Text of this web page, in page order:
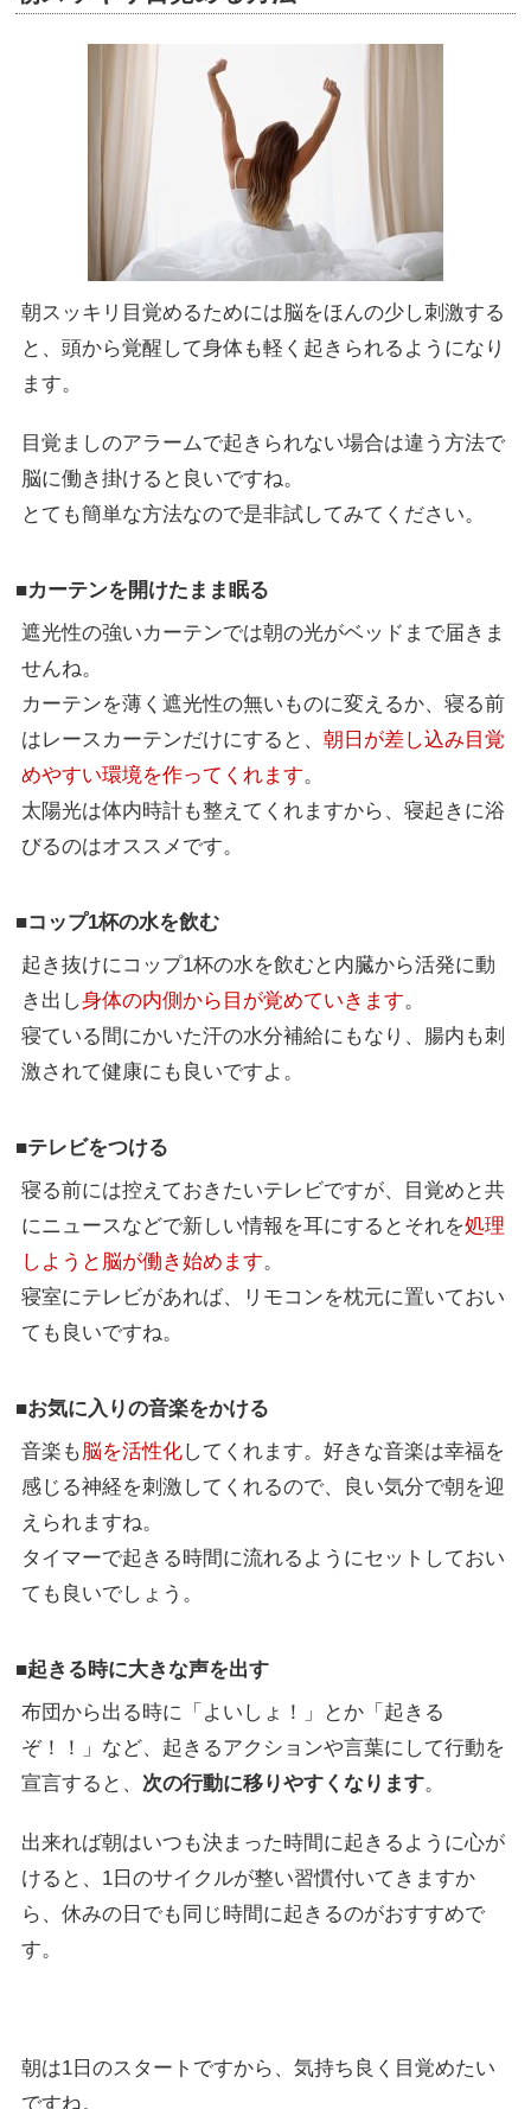
朝スッキリ目覚めるためには脳をほんの少し刺激する
と、頭から覚醒して身体も軽く起きられるようになり
ます。
目覚ましのアラームで起きられない場合は違う方法で
脳に働き掛けると良いですね。
とても簡単な方法なので是非試してみてください。
■カーテンを開けたまま眠る
遮光性の強いカーテンでは朝の光がベッドまで届きま
せんね。
カーテンを薄く遮光性の無いものに変えるか、寝る前
はレースカーテンだけにすると、朝日が差し込み目覚
めやすい環境を作ってくれます。
太陽光は体内時計も整えてくれますから、寝起きに浴
びるのはオススメです。
■コップ1杯の水を飲む
起き抜けにコップ1杯の水を飲むと内臓から活発に動
き出し身体の内側から目が覚めていきます。
寝ている間にかいた汗の水分補給にもなり、腸内も刺
激されて健康にも良いですよ。
■テレビをつける
寝る前には控えておきたいテレビですが、目覚めと共
にニュースなどで新しい情報を耳にするとそれを処理
しようと脳が働き始めます。
寝室にテレビがあれば、リモコンを枕元に置いておい
ても良いですね。
■お気に入りの音楽をかける
音楽も 脳を活性化してくれます。好きな音楽は幸福を
感じる神経を刺激してくれるので、良い気分で朝を迎
えられますね。
タイマーで起きる時間に流れるようにセットしておい
ても良いでしょう。
■起きる時に大きな声を出す
布団から出る時に「よいしょ！」とか「起きる
ぞ！！」など、起きるアクションや言葉にして行動を
宣言すると、 次の行動に移りやすくなります。
出来れば朝はいつも決まった時間に起きるように心が
けると、1日のサイクルが整い習慣付いてきますか
ら、休みの日でも同じ時間に起きるのがおすすめで
す。
朝は1日のスタートですから、気持ち良く目覚めたい
ですね。